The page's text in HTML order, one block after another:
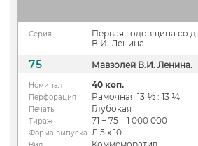
Серия
Первая годовщина со
В.И. Ленина.
75 Мавзолей В.И. Ленина.
Номинал 40 коп.
Перфорация Рамочная 13 ½ : 13 ¼
Печать Глубокая
Тираж 71 + 75 – 1 000 000
Форма выпуска Л 5 х 10